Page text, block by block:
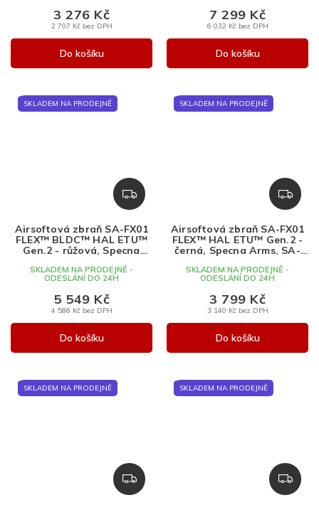
2 707 Kč bez DPH
3 276 Kč
Do košíku
6 032 Kč bez DPH
7 299 Kč
Do košíku
SKLADEM NA PRODEJNĚ
Z
D
R
M
Airsoftová zbraň SA-FX01
FLEX™ BLDC™ HAL ETU™
Gen.2 - růžová, Specna
SKLADEM NA PRODEJNĚ -
ODESLÁNÍ DO 24H
4 586 Kč bez DPH
5 549 Kč
Do košíku
SKLADEM NA PRODEJNĚ
Z
D
R
M
Airsoftová zbraň SA-FX01
FLEX™ HAL ETU™ Gen.2 -
černá, Specna Arms, SA-
SKLADEM NA PRODEJNĚ -
ODESLÁNÍ DO 24H
3 140 Kč bez DPH
3 799 Kč
Do košíku
SKLADEM NA PRODEJNĚ
Z
D
SKLADEM NA PRODEJNĚ
Z
D